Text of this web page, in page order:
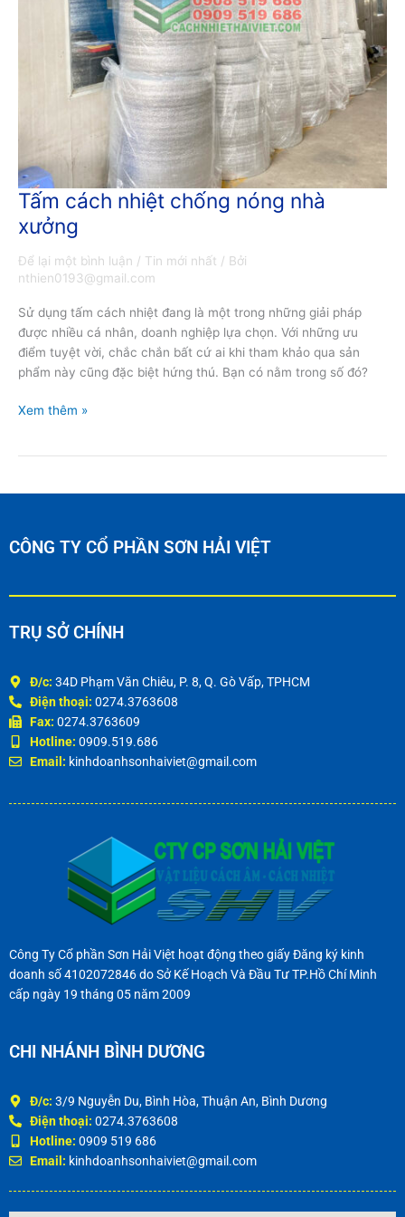
Tấm cách nhiệt chống nóng nhà
xưởng
Để lại một bình luận / Tin mới nhất / Bởi
nthien0193@gmail.com
Sử dụng tấm cách nhiệt đang là một trong những giải pháp
được nhiều cá nhân, doanh nghiệp lựa chọn. Với những ưu
điểm tuyệt vời, chắc chắn bất cứ ai khi tham khảo qua sản
phẩm này cũng đặc biệt hứng thú. Bạn có nằm trong số đó?
Tấm
nhiệt
chống
nóng
xưởng
Xem thêm »
CÔNG TY CỔ PHẦN SƠN HẢI VIỆT
TRỤ SỞ CHÍNH
Đ/c: 34D Phạm Văn Chiêu, P. 8, Q. Gò Vấp, TPHCM
Điện thoại: 0274.3763608
Fax: 0274.3763609
Hotline: 0909.519.686
Email: kinhdoanhsonhaiviet@gmail.com
Công Ty Cổ phần Sơn Hải Việt hoạt động theo giấy Đăng ký kinh
doanh số 4102072846 do Sở Kế Hoạch Và Đầu Tư TP.Hồ Chí Minh
cấp ngày 19 tháng 05 năm 2009
CHI NHÁNH BÌNH DƯƠNG
Đ/c: 3/9 Nguyễn Du, Bình Hòa, Thuận An, Bình Dương
Điện thoại: 0274.3763608
Hotline: 0909 519 686
Email: kinhdoanhsonhaiviet@gmail.com